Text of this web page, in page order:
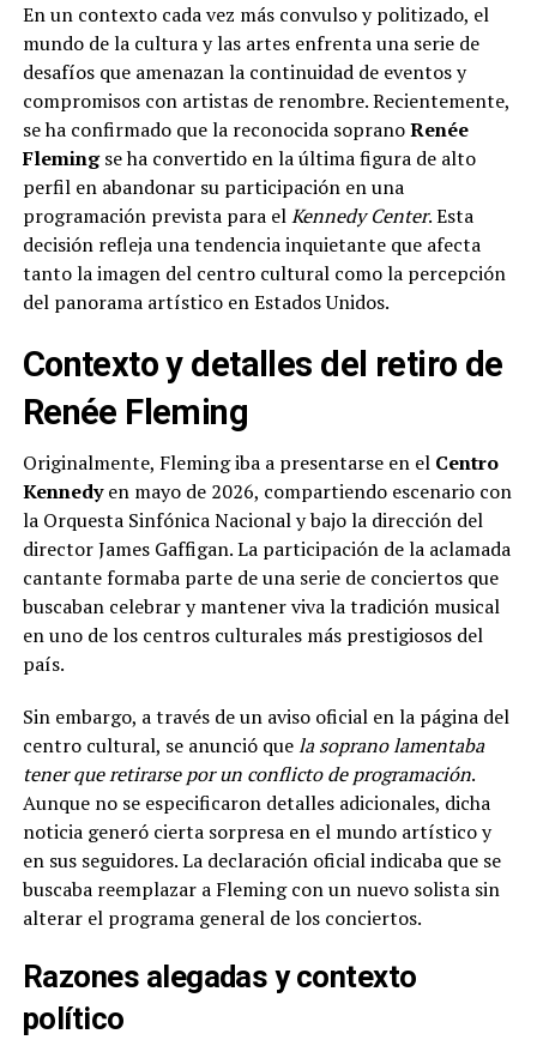
En un contexto cada vez más convulso y politizado, el
mundo de la cultura y las artes enfrenta una serie de
desafíos que amenazan la continuidad de eventos y
compromisos con artistas de renombre. Recientemente,
se ha confirmado que la reconocida sopranoRenée
Flemingse ha convertido en la última figura de alto
perfil en abandonar su participación en una
programación prevista para elKennedy Center. Esta
decisión refleja una tendencia inquietante que afecta
tanto la imagen del centro cultural como la percepción
del panorama artístico en Estados Unidos.
Contexto y detalles del retiro de
Renée Fleming
Originalmente, Fleming iba a presentarse en el Centro
Kennedyen mayo de 2026, compartiendo escenario con
la Orquesta Sinfónica Nacional y bajo la dirección del
director James Gaffigan. La participación de la aclamada
cantante formaba parte de una serie de conciertos que
buscaban celebrar y mantener viva la tradición musical
en uno de los centros culturales más prestigiosos del
país.
Sin embargo, a través de un aviso oficial en la página del
centro cultural, se anunció quela soprano lamentaba
tener que retirarse por un conflicto de programación.
Aunque no se especificaron detalles adicionales, dicha
noticia generó cierta sorpresa en el mundo artístico y
en sus seguidores. La declaración oficial indicaba que se
buscaba reemplazar a Fleming con un nuevo solista sin
alterar el programa general de los conciertos.
Razones alegadas y contexto
político